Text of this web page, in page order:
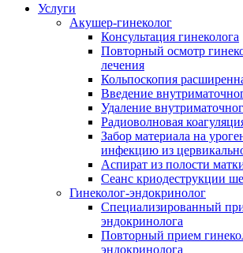
Услуги
Акушер-гинеколог
Консультация гинеколога
Повторный осмотр
лечения
Кольпоскопия
Введение
Удаление
Радиоволновая
Забор материала на
инфекцию из
Аспират из полости
Сеанс криодеструкции
Гинеколог-эндокринолог
Специализированный
эндокринолога
Повторный прием
эндокринолога